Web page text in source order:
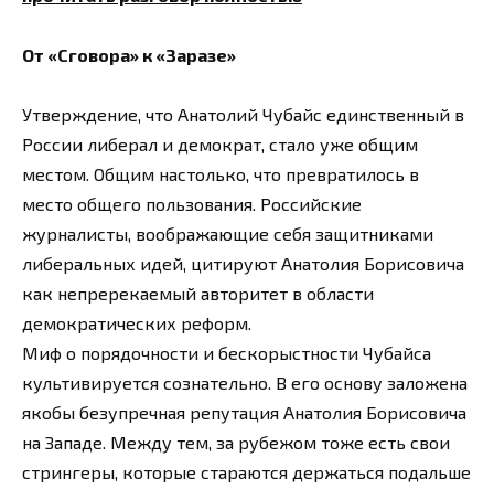
От «Сговора» к «Заразе»
Утверждение, что Анатолий Чубайс единственный в
России либерал и демократ, стало уже общим
местом. Общим настолько, что превратилось в
место общего пользования. Российские
журналисты, воображающие себя защитниками
либеральных идей, цитируют Анатолия Борисовича
как непререкаемый авторитет в области
демократических реформ.
Миф о порядочности и бескорыстности Чубайса
культивируется сознательно. В его основу заложена
якобы безупречная репутация Анатолия Борисовича
на Западе. Между тем, за рубежом тоже есть свои
стрингеры, которые стараются держаться подальше